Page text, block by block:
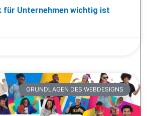
für Unternehmen wichtig ist
GRUNDLAGEN DES WEBDESIGNS